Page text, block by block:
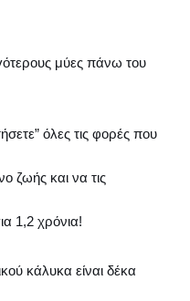
μύες πάνω του
όλες τις φορές που
ζωής και να τις
1,2 χρόνια!
κάλυκα είναι δέκα